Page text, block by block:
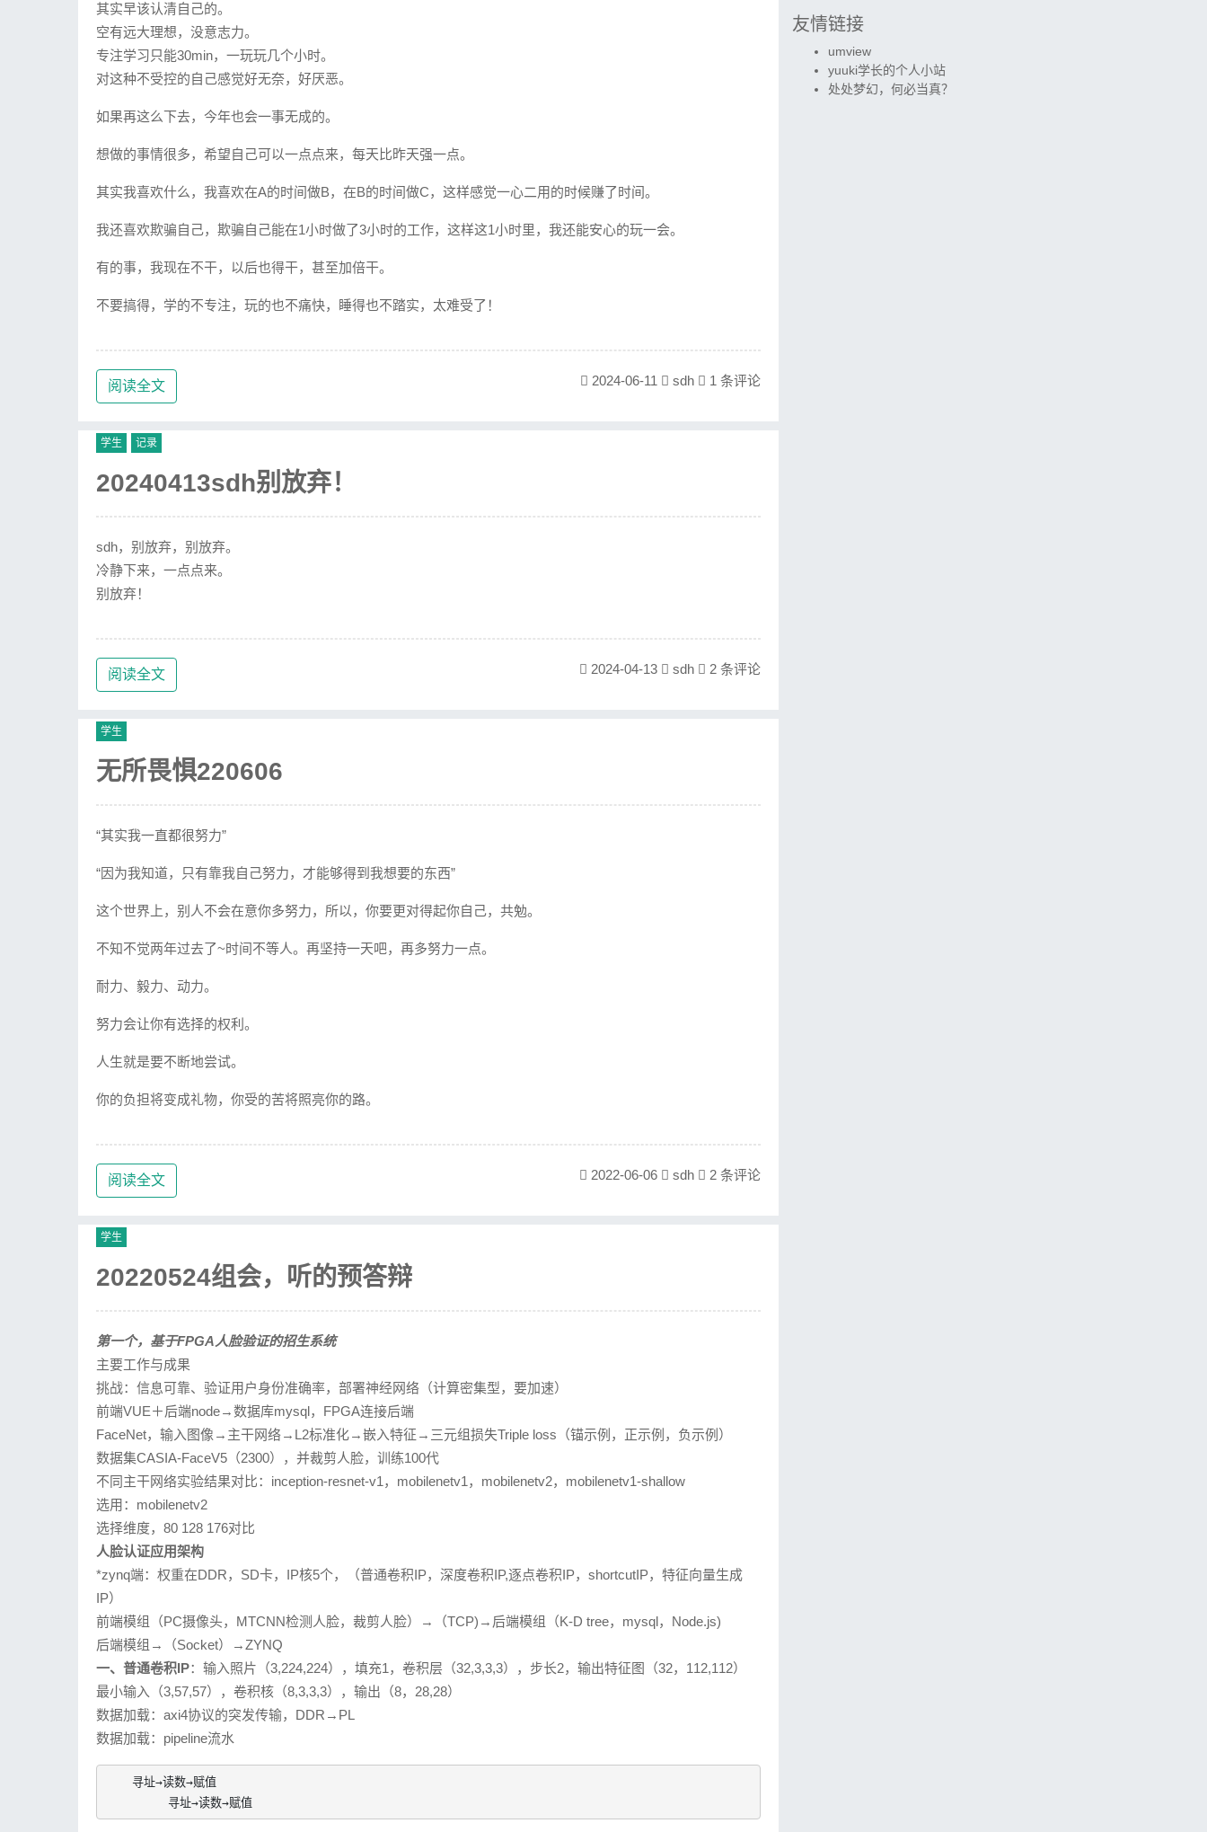
其实早该认清自己的。
空有远大理想，没意志力。
专注学习只能30min，一玩玩几个小时。
对这种不受控的自己感觉好无奈，好厌恶。
如果再这么下去，今年也会一事无成的。
想做的事情很多，希望自己可以一点点来，每天比昨天强一点。
其实我喜欢什么，我喜欢在A的时间做B，在B的时间做C，这样感觉一心二用的时候赚了时间。
我还喜欢欺骗自己，欺骗自己能在1小时做了3小时的工作，这样这1小时里，我还能安心的玩一会。
有的事，我现在不干，以后也得干，甚至加倍干。
不要搞得，学的不专注，玩的也不痛快，睡得也不踏实，太难受了！
阅读全文 2024-06-11 sdh 1 条评论
学生 记录
20240413sdh别放弃！
sdh，别放弃，别放弃。
冷静下来，一点点来。
别放弃！
阅读全文 2024-04-13 sdh 2 条评论
学生
无所畏惧220606
“其实我一直都很努力”
“因为我知道，只有靠我自己努力，才能够得到我想要的东西”
这个世界上，别人不会在意你多努力，所以，你要更对得起你自己，共勉。
不知不觉两年过去了~时间不等人。再坚持一天吧，再多努力一点。
耐力、毅力、动力。
努力会让你有选择的权利。
人生就是要不断地尝试。
你的负担将变成礼物，你受的苦将照亮你的路。
阅读全文 2022-06-06 sdh 2 条评论
学生
20220524组会，听的预答辩
第一个，基于FPGA人脸验证的招生系统
主要工作与成果
挑战：信息可靠、验证用户身份准确率，部署神经网络（计算密集型，要加速）
前端VUE＋后端node→数据库mysql，FPGA连接后端
FaceNet，输入图像→主干网络→L2标准化→嵌入特征→三元组损失Triple loss（锚示例，正示例，负示例）
数据集CASIA-FaceV5（2300），并裁剪人脸，训练100代
不同主干网络实验结果对比：inception-resnet-v1，mobilenetv1，mobilenetv2，mobilenetv1-shallow
选用：mobilenetv2
选择维度，80 128 176对比
人脸认证应用架构
*zynq端：权重在DDR，SD卡，IP核5个，（普通卷积IP，深度卷积IP,逐点卷积IP，shortcutIP，特征向量生成
IP）
前端模组（PC摄像头，MTCNN检测人脸，裁剪人脸）→（TCP)→后端模组（K-D tree，mysql，Node.js)
后端模组→（Socket）→ZYNQ
一、普通卷积IP：输入照片（3,224,224），填充1，卷积层（32,3,3,3），步长2，输出特征图（32，112,112）
最小输入（3,57,57），卷积核（8,3,3,3），输出（8，28,28）
数据加载：axi4协议的突发传输，DDR→PL
数据加载：pipeline流水
         寻址→读数→赋值
友情链接
umview
yuuki学长的个人小站
处处梦幻，何必当真？